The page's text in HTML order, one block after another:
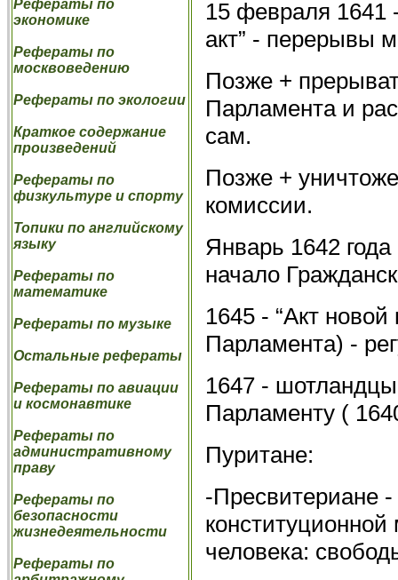
Рефераты по
экономике
Рефераты по
москвоведению
Рефераты по экологии
Краткое содержание
произведений
Рефераты по
физкультуре и спорту
Топики по английскому
языку
Рефераты по
математике
Рефераты по музыке
Остальные рефераты
Рефераты по авиации
и космонавтике
Рефераты по
административному
праву
Рефераты по
безопасности
жизнедеятельности
Рефераты по
15 февраля 1641
акт” - перерывы
Позже +
Парламента и
сам.
Позже +
комиссии.
Январь 1642
начало
1645 - “Акт
Парламента) -
1647 -
Парламенту (
Пуритане:
-Пресвитериане
человека: